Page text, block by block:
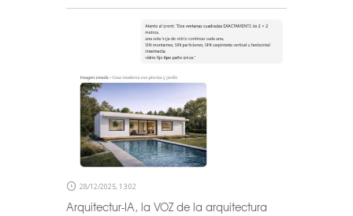
28/12/2025, 13:02
Arquitectur-IA, la VOZ de la arquitectura